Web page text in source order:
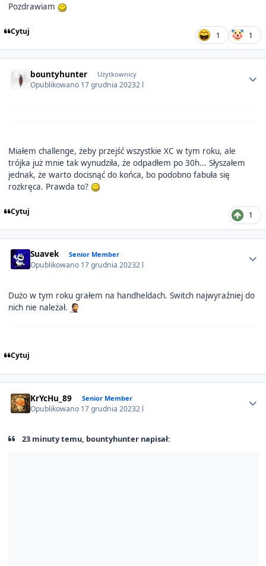
Pozdrawiam
Cytuj 1 1
bountyhunter Użytkownicy
Opublikowano 17 grudnia 20232 l
Miałem challenge, żeby przejść wszystkie XC w tym roku, ale
trójka już mnie tak wynudziła, że odpadłem po 30h... Słyszałem
jednak, że warto docisnąć do końca, bo podobno fabuła się
rozkręca. Prawda to?
Cytuj 1
Suavek Senior Member
Opublikowano 17 grudnia 20232 l
Dużo w tym roku grałem na handheldach. Switch najwyraźniej do
nich nie należał.
Cytuj
KrYcHu_89 Senior Member
Opublikowano 17 grudnia 20232 l
23 minuty temu, bountyhunter napisał: